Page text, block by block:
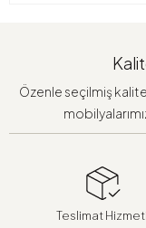
Özenle seçilmiş
Teslimat Hizmeti